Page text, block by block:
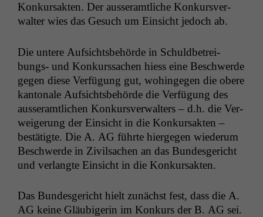
Konkur­sak­ten. Der ausser­amtliche Konkursver­
wal­ter wies das Gesuch um Ein­sicht jedoch ab.
Die untere Auf­sichts­be­hörde in Schuld­be­trei­
bungs- und Konkurssachen hiess eine Beschw­erde
gegen diese Ver­fü­gung gut, wohinge­gen die obere
kan­tonale Auf­sichts­be­hörde die Ver­fü­gung des
ausser­amtlichen Konkursver­wal­ters – d.h. die Ver­
weigerung der Ein­sicht in die Konkur­sak­ten –
bestätigte. Die A. AG führte hierge­gen wiederum
Beschw­erde in Zivil­sachen an das Bun­des­gericht
und ver­langte Ein­sicht in die Konkursakten.
Das Bun­des­gericht hielt zunächst fest, dass die A.
AG keine Gläu­bigerin im Konkurs der B. AG sei.